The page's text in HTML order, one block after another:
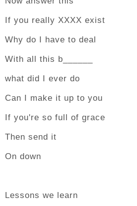
If you really XXXX exist
Why do I have to deal
With all this b______
what did I ever do
Can I make it up to you
If you're so full of grace
Then send it
On down
Lessons we learn